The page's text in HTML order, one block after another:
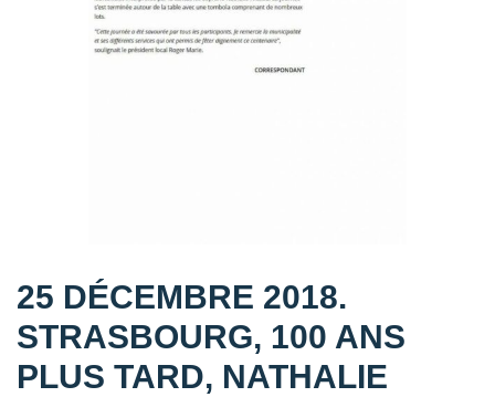
25 DÉCEMBRE 2018.
STRASBOURG, 100 ANS
PLUS TARD, NATHALIE